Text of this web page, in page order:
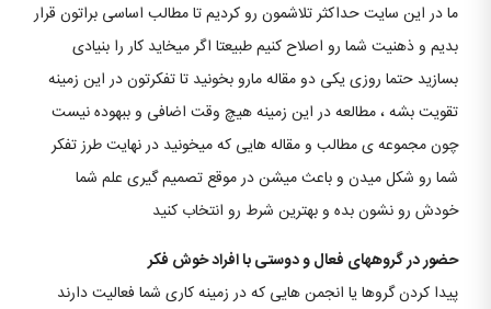
ما در این سایت حداکثر تلاشمون رو کردیم تا مطالب اساسی براتون قرار
بدیم و ذهنیت شما رو اصلاح کنیم طبیعتا اگر میخاید کار را بنیادی
بسازید حتما روزی یکی دو مقاله مارو بخونید تا تفکرتون در این زمینه
تقویت بشه ، مطالعه در این زمینه هیچ وقت اضافی و ببهوده نیست
چون مجموعه ی مطالب و مقاله هایی که میخونید در نهایت طرز تفکر
شما رو شکل میدن و باعث میشن در موقع تصمیم گیری علم شما
خودش رو نشون بده و بهترین شرط رو انتخاب کنید
حضور در گروههای فعال و دوستی با افراد خوش فکر
پیدا کردن گروها یا انجمن هایی که در زمینه کاری شما فعالیت دارند